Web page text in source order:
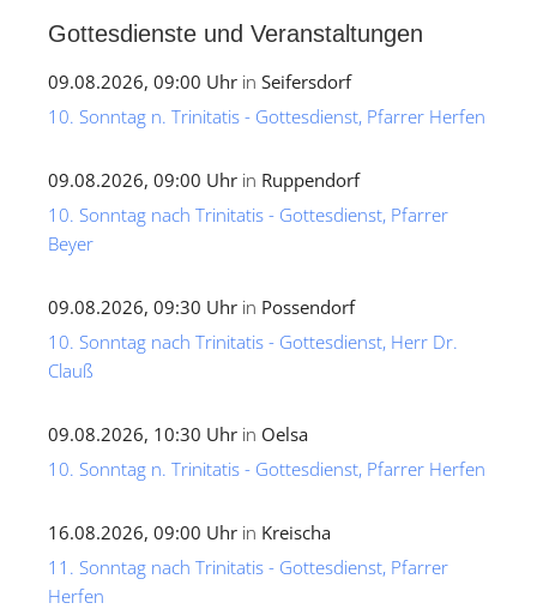
Gottesdienste und Veranstaltungen
09.08.2026, 09:00 Uhr in Seifersdorf
10. Sonntag n. Trinitatis - Gottesdienst, Pfarrer Herfen
09.08.2026, 09:00 Uhr in Ruppendorf
10. Sonntag nach Trinitatis - Gottesdienst, Pfarrer
Beyer
09.08.2026, 09:30 Uhr in Possendorf
10. Sonntag nach Trinitatis - Gottesdienst, Herr Dr.
Clauß
09.08.2026, 10:30 Uhr in Oelsa
10. Sonntag n. Trinitatis - Gottesdienst, Pfarrer Herfen
16.08.2026, 09:00 Uhr in Kreischa
11. Sonntag nach Trinitatis - Gottesdienst, Pfarrer
Herfen